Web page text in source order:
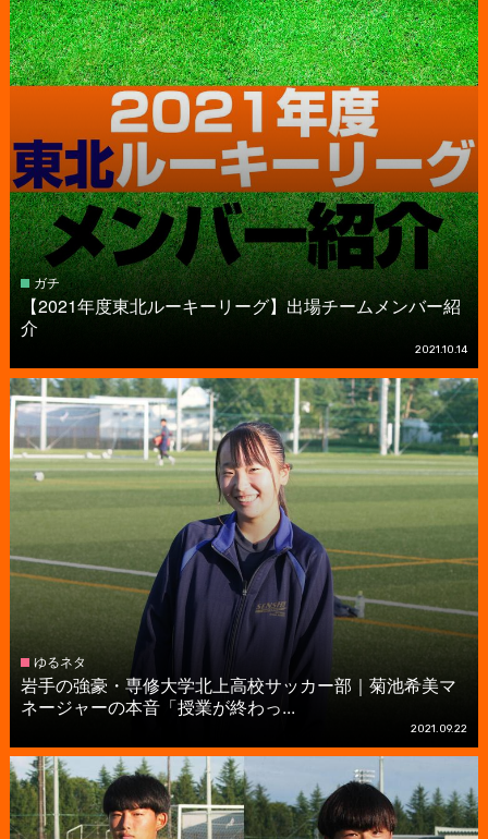
ガチ
【2021年度東北ルーキーリーグ】出場チームメンバー紹
介
2021.10.14
ゆるネタ
岩手の強豪・専修大学北上高校サッカー部｜菊池希美マ
ネージャーの本音「授業が終わっ...
2021.09.22